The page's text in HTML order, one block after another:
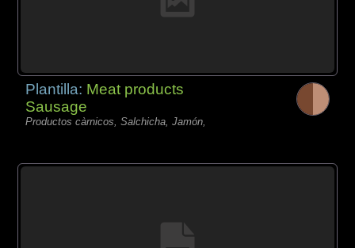
Plantilla: Meat products
Sausage
Productos càrnicos, Salchicha, Jamón,